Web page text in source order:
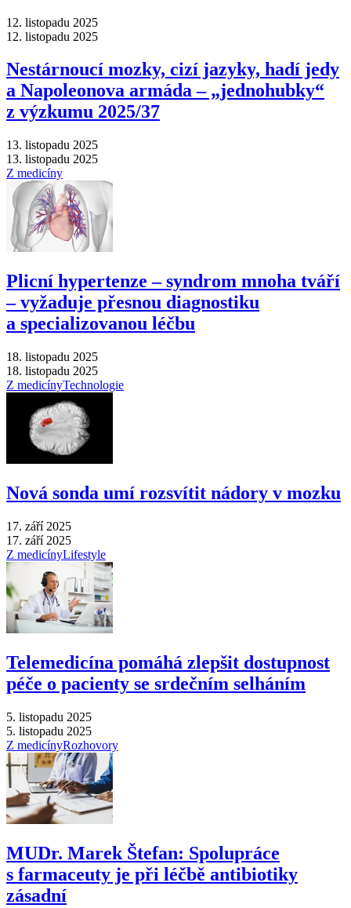
12. listopadu 2025
12. listopadu 2025
Nestárnoucí mozky, cizí jazyky, hadí jedy
a Napoleonova armáda –⁠ „jednohubky“
z výzkumu 2025/37
13. listopadu 2025
13. listopadu 2025
Z medicíny
Plicní hypertenze –⁠ syndrom mnoha tváří
–⁠ vyžaduje přesnou diagnostiku
a specializovanou léčbu
18. listopadu 2025
18. listopadu 2025
Z medicínyTechnologie
Nová sonda umí rozsvítit nádory v mozku
17. září 2025
17. září 2025
Z medicínyLifestyle
Telemedicína pomáhá zlepšit dostupnost
péče o pacienty se srdečním selháním
5. listopadu 2025
5. listopadu 2025
Z medicínyRozhovory
MUDr. Marek Štefan: Spolupráce
s farmaceuty je při léčbě antibiotiky
zásadní